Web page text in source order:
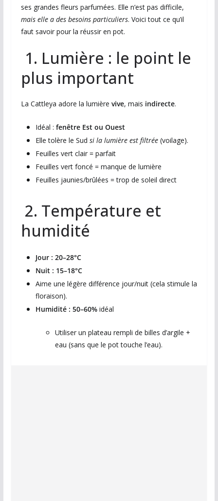
ses grandes fleurs parfumées. Elle n’est pas difficile,
mais elle a des besoins particuliers. Voici tout ce qu’il
faut savoir pour la réussir en pot.
1. Lumière : le point le
plus important
La Cattleya adore la lumière vive, mais indirecte.
Idéal : fenêtre Est ou Ouest
Elle tolère le Sud si la lumière est filtrée(voilage).
Feuilles vert clair = parfait
Feuilles vert foncé = manque de lumière
Feuilles jaunies/brûlées = trop de soleil direct
2. Température et
humidité
Jour : 20–28°C
Nuit : 15–18°C
Aime une légère différence jour/nuit (cela stimule la
floraison).
Humidité : 50–60%idéal
Utiliser un plateau rempli de billes d’argile +
eau (sans que le pot touche l’eau).